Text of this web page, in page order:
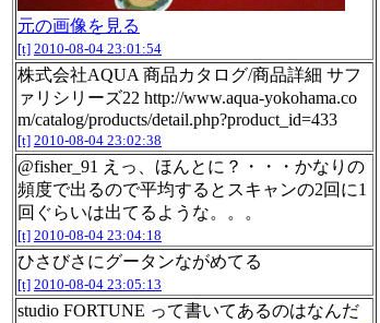
元の画像を見る
[t] 2010-08-04 23:01:54
株式会社AQUA 商品カタログ/商品詳細 サフ
ァリシリーズ22 http://www.aqua-yokohama.co
m/catalog/products/detail.php?product_id=433
[t] 2010-08-04 23:02:38
@fisher_91 えっ、ほんとに？・・・かなりの
頻度で出るので平均するとスキャンの2回に1
回ぐらいは出てるような。。。
[t] 2010-08-04 23:04:18
ひさびさにグータンながめてる
[t] 2010-08-04 23:05:13
studio FORTUNE って書いてあるのはなんだ